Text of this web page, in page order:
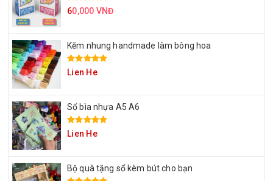
60,000 VNĐ
Kẽm nhung handmade làm bông hoa
Lien He
Sổ bìa nhựa A5 A6
Lien He
Bộ quà tặng sổ kèm bút cho bạn